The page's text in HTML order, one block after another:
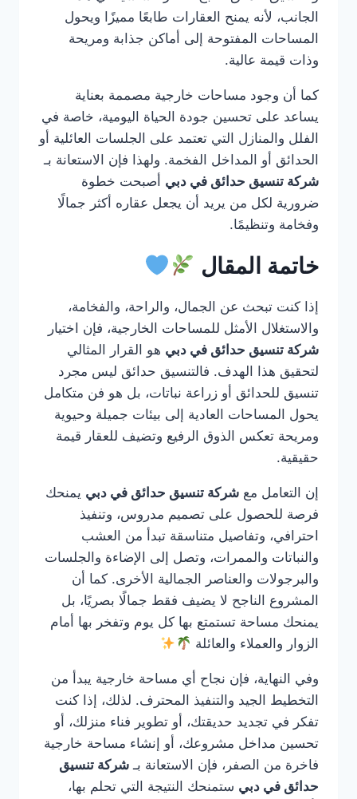
الجانب، لأنه يمنح العقارات طابعًا مميزًا ويحول
المساحات المفتوحة إلى أماكن جذابة ومريحة
وذات قيمة عالية.
كما أن وجود مساحات خارجية مصممة بعناية
يساعد على تحسين جودة الحياة اليومية، خاصة في
الفلل والمنازل التي تعتمد على الجلسات العائلية أو
الحدائق أو المداخل الفخمة. ولهذا فإن الاستعانة بـ
شركة تنسيق حدائق في دبي أصبحت خطوة
ضرورية لكل من يريد أن يجعل عقاره أكثر جمالًا
وفخامة وتنظيمًا.
خاتمة المقال
إذا كنت تبحث عن الجمال، والراحة، والفخامة،
والاستغلال الأمثل للمساحات الخارجية، فإن اختيار
شركة تنسيق حدائق في دبي هو القرار المثالي
لتحقيق هذا الهدف. فالتنسيق حدائق ليس مجرد
تنسيق للحدائق أو زراعة نباتات، بل هو فن متكامل
يحول المساحات العادية إلى بيئات جميلة وحيوية
ومريحة تعكس الذوق الرفيع وتضيف للعقار قيمة
حقيقية.
إن التعامل مع شركة تنسيق حدائق في دبي يمنحك
فرصة للحصول على تصميم مدروس، وتنفيذ
احترافي، وتفاصيل متناسقة تبدأ من العشب
والنباتات والممرات، وتصل إلى الإضاءة والجلسات
والبرجولات والعناصر الجمالية الأخرى. كما أن
المشروع الناجح لا يضيف فقط جمالًا بصريًا، بل
يمنحك مساحة تستمتع بها كل يوم وتفخر بها أمام
الزوار والعملاء والعائلة
وفي النهاية، فإن نجاح أي مساحة خارجية يبدأ من
التخطيط الجيد والتنفيذ المحترف. لذلك، إذا كنت
تفكر في تجديد حديقتك، أو تطوير فناء منزلك، أو
تحسين مداخل مشروعك، أو إنشاء مساحة خارجية
فاخرة من الصفر، فإن الاستعانة بـ شركة تنسيق
حدائق في دبي ستمنحك النتيجة التي تحلم بها،